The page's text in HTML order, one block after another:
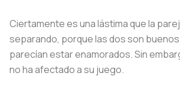
Ciertamente es una lástima que la
separando, porque las dos son
parecían estar enamorados. Sin
no ha afectado a su juego.